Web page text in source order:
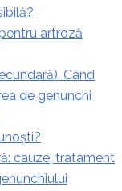
artroză
Când
de genunchi
cauze, tratament